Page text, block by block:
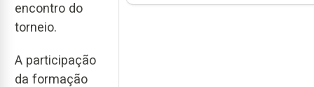
encontro do
torneio.
A participação
da formação